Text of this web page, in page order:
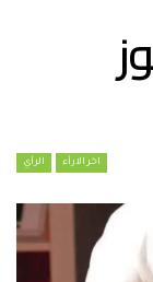
اخر الارأء الرأي